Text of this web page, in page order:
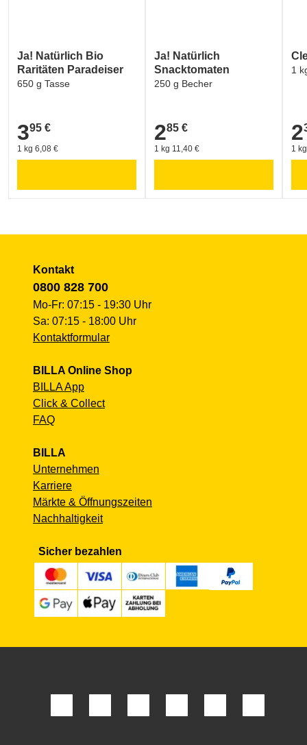
Ja! Natürlich Bio
Raritäten Paradeiser
650 g Tasse
3,95 €
395 €
1 kg 6,08 €
Ja! Natürlich
Snacktomaten
250 g Becher
2,85 €
285 €
1 kg 11,40 €
1
2
1
Kontakt
0800 828 700
Mo-Fr: 07:15 - 19:30 Uhr
Sa: 07:15 - 18:00 Uhr
Kontaktformular
BILLA Online Shop
BILLA App
Click & Collect
FAQ
BILLA
Unternehmen
Karriere
Märkte & Öffnungszeiten
Nachhaltigkeit
Sicher bezahlen